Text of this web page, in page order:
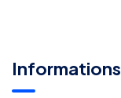
Informations